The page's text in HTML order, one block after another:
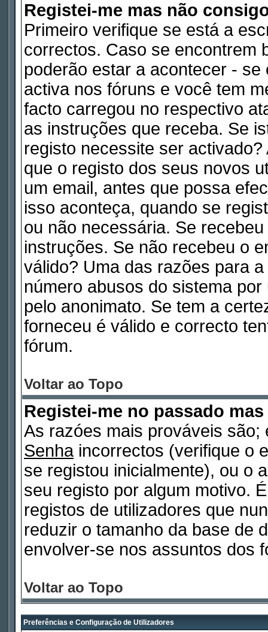
Registei-me mas não
Primeiro verifique se está a
correctos. Caso se encontrem
poderão estar a acontecer -
activa nos fóruns e você tem
facto carregou no respectivo
as instruções que receba. Se
registo necessite ser
que o registo dos seus novos
um email, antes que possa
isso aconteça, quando se
ou não necessária. Se
instruções. Se não recebeu o
válido? Uma das razões para
número abusos do sistema
pelo anonimato. Se tem a
forneceu é válido e correcto
fórum.
Voltar ao Topo
Registei-me no passado
As razóes mais prováveis
Senhaincorrectos (verifique o
se registou inicialmente), ou o
seu registo por algum motivo.
registos de utilizadores que
reduzir o tamanho da base de
envolver-se nos assuntos dos
Voltar ao Topo
Preferências e Configuração de Utilizadores